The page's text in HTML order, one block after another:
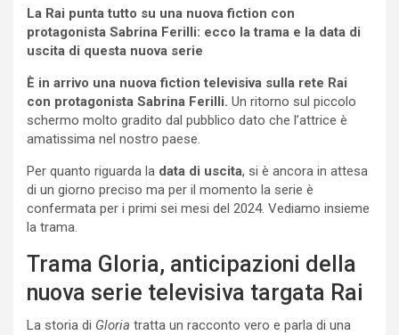
La Rai punta tutto su una nuova fiction con
protagonista Sabrina Ferilli: ecco la trama e la data di
uscita di questa nuova serie
È in arrivo una nuova fiction televisiva sulla rete Rai
con protagonista Sabrina Ferilli. Un ritorno sul piccolo
schermo molto gradito dal pubblico dato che l’attrice è
amatissima nel nostro paese.
Per quanto riguarda la data di uscita, si è ancora in attesa
di un giorno preciso ma per il momento la serie è
confermata per i primi sei mesi del 2024. Vediamo insieme
la trama.
Trama Gloria, anticipazioni della
nuova serie televisiva targata Rai
La storia di Gloria tratta un racconto vero e parla di una